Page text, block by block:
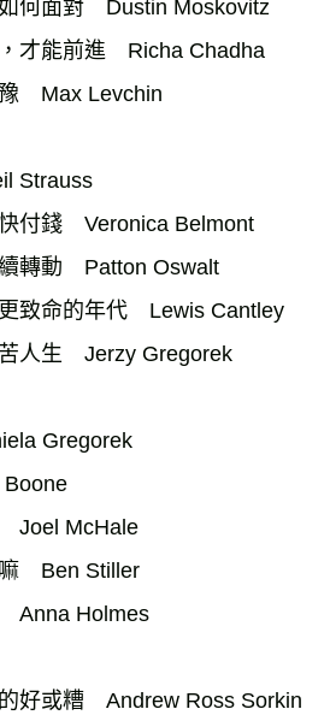
何面對　Dustin Moskovitz
才能前進　Richa Chadha
　Max Levchin
Strauss
付錢　Veronica Belmont
轉動　Patton Oswalt
致命的年代　Lewis Cantley
人生　Jerzy Gregorek
Gregorek
Joel McHale
　Ben Stiller
Anna Holmes
好或糟　Andrew Ross Sorkin